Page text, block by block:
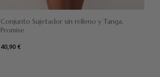
Conjunto Sujetador sin relleno y Tanga,
Promise
40,90 €